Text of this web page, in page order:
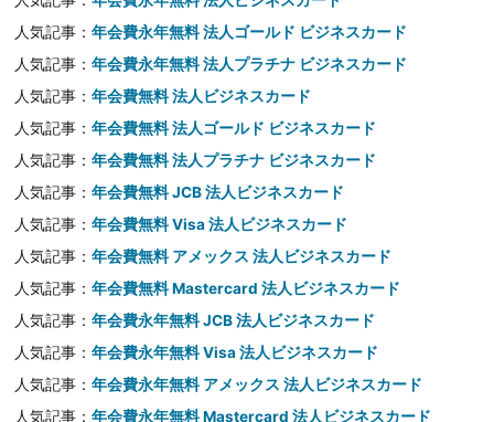
人気記事：年会費永年無料 法人ゴールド ビジネスカード
人気記事：年会費永年無料 法人プラチナ ビジネスカード
人気記事：年会費無料 法人ビジネスカード
人気記事：年会費無料 法人ゴールド ビジネスカード
人気記事：年会費無料 法人プラチナ ビジネスカード
人気記事：年会費無料 JCB 法人ビジネスカード
人気記事：年会費無料 Visa 法人ビジネスカード
人気記事：年会費無料 アメックス 法人ビジネスカード
人気記事：年会費無料 Mastercard 法人ビジネスカード
人気記事：年会費永年無料 JCB 法人ビジネスカード
人気記事：年会費永年無料 Visa 法人ビジネスカード
人気記事：年会費永年無料 アメックス 法人ビジネスカード
人気記事：年会費永年無料 Mastercard 法人ビジネスカード